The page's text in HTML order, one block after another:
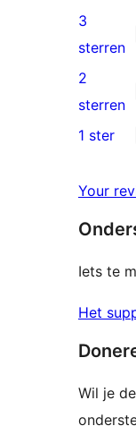
4
sterren
1
3
ster
3
sterren
0
2
2
sterren
sterren
1 ster
Your
Iets te
Het
Wil je